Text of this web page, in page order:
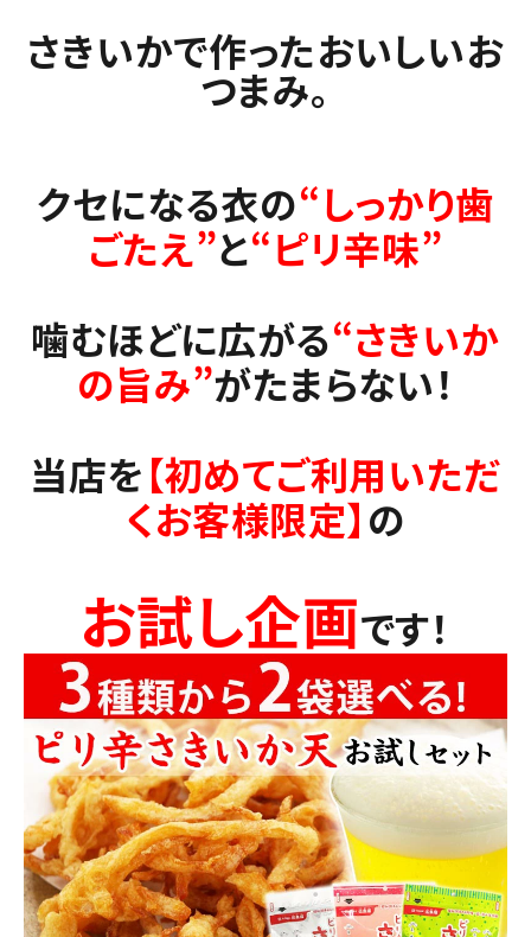
さきいかで作ったおいしいお
つまみ。
クセになる衣の“しっかり歯
ごたえ”と“ピリ辛味”
噛むほどに広がる“さきいか
の旨み”がたまらない！
当店を【初めてご利用いただ
くお客様限定】の
お試し企画です！